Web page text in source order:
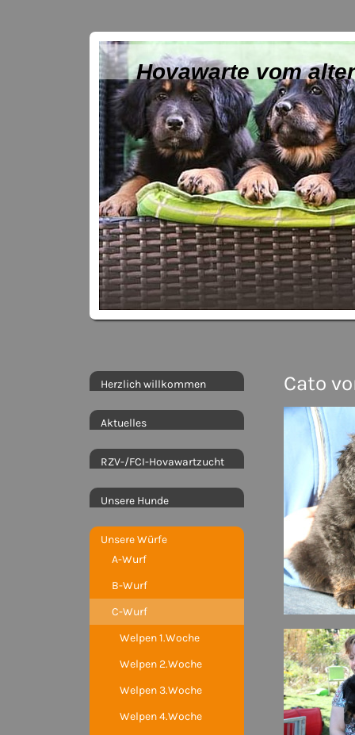
Hovawarte vom
Herzlich willkommen
Aktuelles
RZV-/FCI-Hovawartzucht
Unsere Hunde
Unsere Würfe
A-Wurf
B-Wurf
C-Wurf
Welpen 1.Woche
Welpen 2.Woche
Welpen 3.Woche
Welpen 4.Woche
Cato